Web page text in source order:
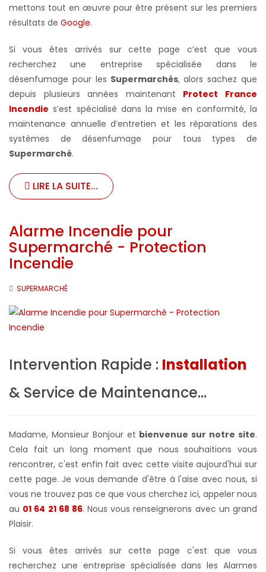
mettons tout en œuvre pour être présent sur les premiers
résultats de Google.
Si vous êtes arrivés sur cette page c’est que vous
recherchez une entreprise spécialisée dans le
désenfumage pour les Supermarchés, alors sachez que
depuis plusieurs années maintenant Protect France
Incendie s’est spécialisé dans la mise en conformité, la
maintenance annuelle d’entretien et les réparations des
systèmes de désenfumage pour tous types de
Supermarché.
LIRE LA SUITE...
Alarme Incendie pour
Supermarché - Protection
Incendie
SUPERMARCHÉ
Intervention Rapide : Installation
& Service de Maintenance...
Madame, Monsieur Bonjour et bienvenue sur notre site.
Cela fait un long moment que nous souhaitions vous
rencontrer, c'est enfin fait avec cette visite aujourd'hui sur
cette page. Je vous demande d'être à l'aise avec nous, si
vous ne trouvez pas ce que vous cherchez ici, appeler nous
au 01 64 21 68 86. Nous vous renseignerons avec un grand
Plaisir.
Si vous êtes arrivés sur cette page c'est que vous
recherchez une entreprise spécialisée dans les Alarmes